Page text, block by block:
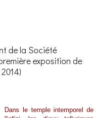
de la Société
exposition de
Dans le temple intemporel de